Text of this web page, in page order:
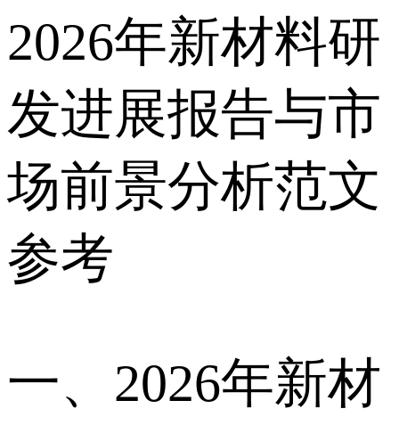
2026年新材料研
发进展报告与市
场前景分析范文
参考
一、2026年新材